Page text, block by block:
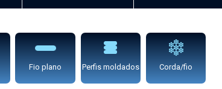
Fio plano Perfis moldados Corda/fio